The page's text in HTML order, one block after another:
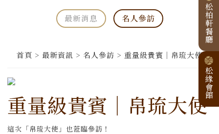
松柏軒餐廳
松緣會館
最新消息 名人參訪
首頁 > 最新資訊 > 名人參訪 > 重量級貴賓｜帛琉大使
重量級貴賓｜帛琉大使
這次「帛琉大使」也蒞臨參訪！